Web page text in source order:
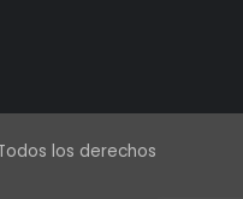
los derechos